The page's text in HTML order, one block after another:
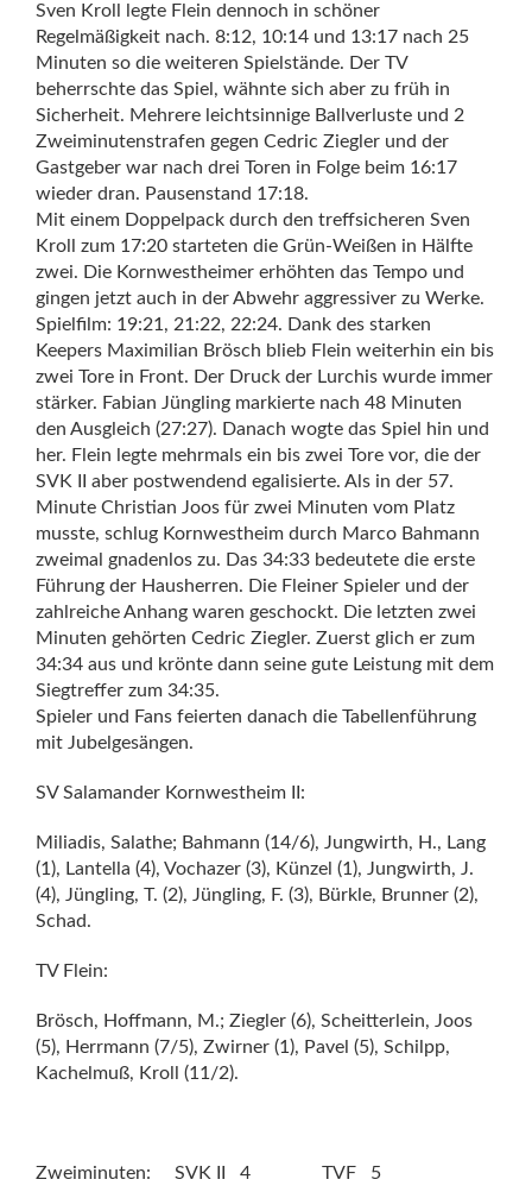
Sven Kroll legte Flein dennoch in schöner
Regelmäßigkeit nach. 8:12, 10:14 und 13:17 nach 25
Minuten so die weiteren Spielstände. Der TV
beherrschte das Spiel, wähnte sich aber zu früh in
Sicherheit. Mehrere leichtsinnige Ballverluste und 2
Zweiminutenstrafen gegen Cedric Ziegler und der
Gastgeber war nach drei Toren in Folge beim 16:17
wieder dran. Pausenstand 17:18.
Mit einem Doppelpack durch den treffsicheren Sven
Kroll zum 17:20 starteten die Grün-Weißen in Hälfte
zwei. Die Kornwestheimer erhöhten das Tempo und
gingen jetzt auch in der Abwehr aggressiver zu Werke.
Spielfilm: 19:21, 21:22, 22:24. Dank des starken
Keepers Maximilian Brösch blieb Flein weiterhin ein bis
zwei Tore in Front. Der Druck der Lurchis wurde immer
stärker. Fabian Jüngling markierte nach 48 Minuten
den Ausgleich (27:27). Danach wogte das Spiel hin und
her. Flein legte mehrmals ein bis zwei Tore vor, die der
SVK II aber postwendend egalisierte. Als in der 57.
Minute Christian Joos für zwei Minuten vom Platz
musste, schlug Kornwestheim durch Marco Bahmann
zweimal gnadenlos zu. Das 34:33 bedeutete die erste
Führung der Hausherren. Die Fleiner Spieler und der
zahlreiche Anhang waren geschockt. Die letzten zwei
Minuten gehörten Cedric Ziegler. Zuerst glich er zum
34:34 aus und krönte dann seine gute Leistung mit dem
Siegtreffer zum 34:35.
Spieler und Fans feierten danach die Tabellenführung
mit Jubelgesängen.
SV Salamander Kornwestheim II:
Miliadis, Salathe; Bahmann (14/6), Jungwirth, H., Lang
(1), Lantella (4), Vochazer (3), Künzel (1), Jungwirth, J.
(4), Jüngling, T. (2), Jüngling, F. (3), Bürkle, Brunner (2),
Schad.
TV Flein:
Brösch, Hoffmann, M.; Ziegler (6), Scheitterlein, Joos
(5), Herrmann (7/5), Zwirner (1), Pavel (5), Schilpp,
Kachelmuß, Kroll (11/2).
Zweiminuten: SVK II 4 TVF 5